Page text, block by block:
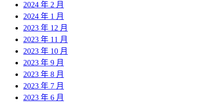
2024 年 2 月
2024 年 1 月
2023 年 12 月
2023 年 11 月
2023 年 10 月
2023 年 9 月
2023 年 8 月
2023 年 7 月
2023 年 6 月